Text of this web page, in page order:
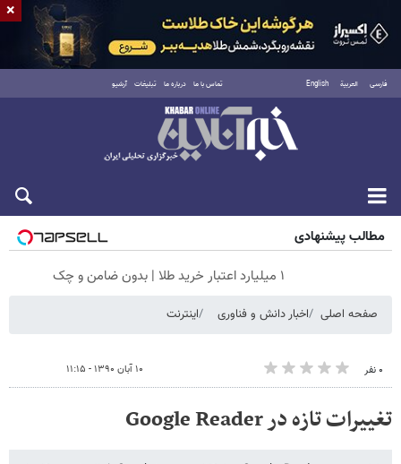
فارسی العربية English تماس با ما درباره ما تبلیغات آرشیو
شنبه ۱۷ مرداد ۱۴۰۵
مطالب پیشنهادی
۱ میلیارد اعتبار خرید طلا | بدون ضامن و چک
صفحه اصلی اخبار دانش و فناوری اینترنت
۰ نفر ۱۰ آبان ۱۳۹۰ - ۱۱:۱۵
تغییرات تازه در Google Reader
×